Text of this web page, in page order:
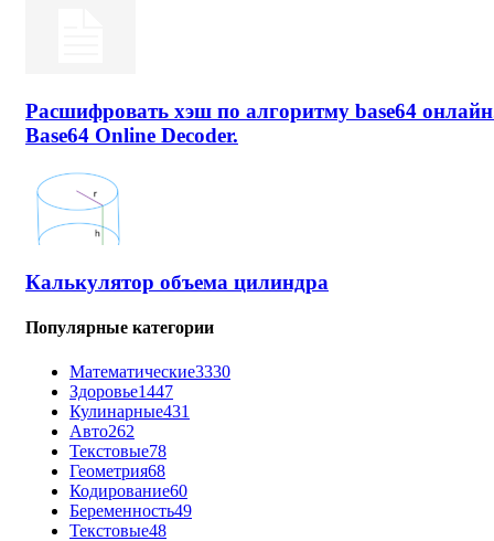
Расшифровать хэш по алгоритму base64
Base64 Online Decoder.
Калькулятор объема цилиндра
Популярные категории
Математические3330
Здоровье1447
Кулинарные431
Авто262
Текстовые78
Геометрия68
Кодирование60
Беременность49
Текстовые48